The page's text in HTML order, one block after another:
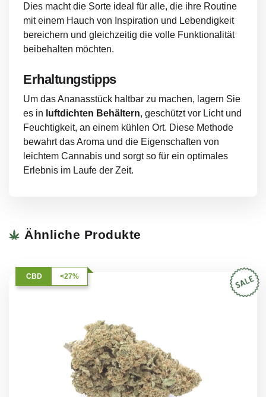
Dies macht die Sorte ideal für alle, die ihre Routine
mit einem Hauch von Inspiration und Lebendigkeit
bereichern und gleichzeitig die volle Funktionalität
beibehalten möchten.
Erhaltungstipps
Um das Ananasstück haltbar zu machen, lagern Sie
es in luftdichten Behältern, geschützt vor Licht und
Feuchtigkeit, an einem kühlen Ort. Diese Methode
bewahrt das Aroma und die Eigenschaften von
leichtem Cannabis und sorgt so für ein optimales
Erlebnis im Laufe der Zeit.
Ähnliche Produkte
CBD <27%